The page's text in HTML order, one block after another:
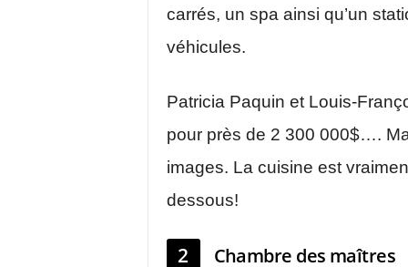
carrés, un spa ainsi qu’un
véhicules.
Patricia Paquin et Louis-
pour près de 2 300 000$….
images. La cuisine est
dessous!
2 Chambre des maîtres